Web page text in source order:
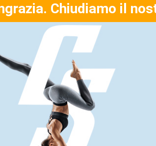
Chiudiamo il